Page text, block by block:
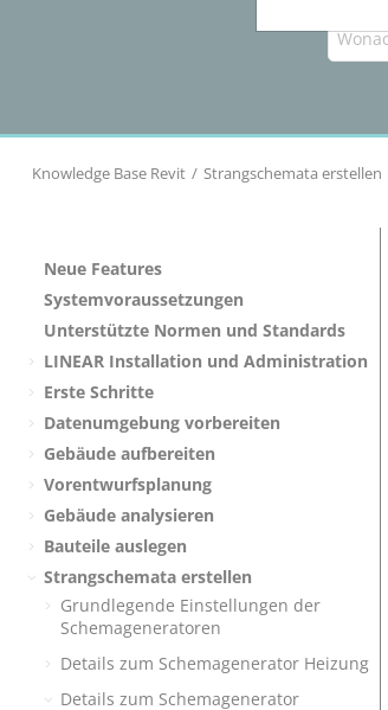
Knowledge Base Revit Strangschemata erstellen
Neue Features
Systemvoraussetzungen
Unterstützte Normen und Standards
LINEAR Installation und Administration
Erste Schritte
Datenumgebung vorbereiten
Gebäude aufbereiten
Vorentwurfsplanung
Gebäude analysieren
Bauteile auslegen
Strangschemata erstellen
Grundlegende Einstellungen der
Schemageneratoren
Details zum Schemagenerator Heizung
Details zum Schemagenerator